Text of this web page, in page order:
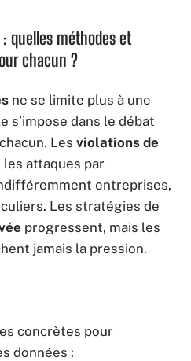
quelles méthodes et
chacun ?
ne se limite plus à une
s’impose dans le débat
Les violations de
attaques par
entreprises,
Les stratégies de
progressent, mais les
jamais la pression.
concrètes pour
données :